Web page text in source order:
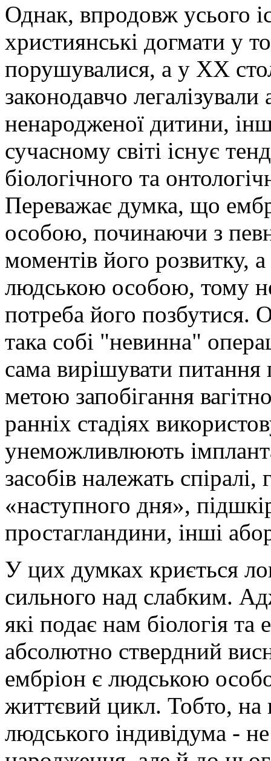
Однак, впродовж усього
християнські догмати у
порушувалися, а у XX
законодавчо легалізували
ненародженої дитини,
сучасному світі існує
біологічного та
Переважає думка, що
особою, починаючи з
моментів його розвитку,
людською особою, тому
потреба його позбутися.
така собі "невинна"
сама вирішувати
метою запобігання
ранніх стадіях
унеможливлюють
засобів належать
«наступного дня»,
простагландини, інші
У цих думках криється
сильного над слабким.
які подає нам біологія
абсолютно ствердний
ембріон є людською
життєвий цикл. Тобто,
людського індивідума -